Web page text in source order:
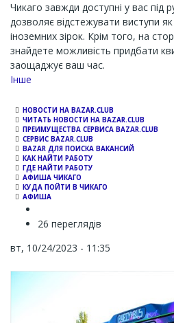
Чикаго завжди доступні у вас під
дозволяє відстежувати виступи як
іноземних зірок. Крім того, на
знайдете можливість придбати
заощаджує ваш час.
Channel
Інше
НОВОСТИ НА BAZAR.CLUB
ЧИТАТЬ НОВОСТИ НА BAZAR.CLUB
ПРЕИМУЩЕСТВА СЕРВИСА BAZAR.CLUB
СЕРВИС BAZAR.CLUB
BAZAR ДЛЯ ПОИСКА ВАКАНСИЙ
КАК НАЙТИ РАБОТУ
ГДЕ НАЙТИ РАБОТУ
АФИША ЧИКАГО
КУДА ПОЙТИ В ЧИКАГО
АФИША
26 переглядів
вт, 10/24/2023 - 11:35